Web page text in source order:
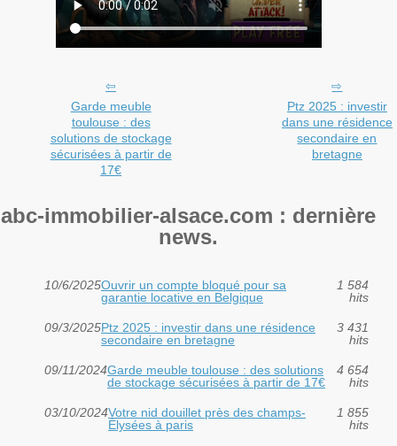
Garde meuble
toulouse : des
solutions de stockage
sécurisées à partir de
17€
Ptz 2025 : investir
dans une résidence
secondaire en
bretagne
abc-immobilier-alsace.com : dernière
news.
10/6/2025Ouvrir un compte bloqué pour sa
garantie locative en Belgique
1 584
hits
09/3/2025Ptz 2025 : investir dans une résidence
secondaire en bretagne
3 431
hits
09/11/2024Garde meuble toulouse : des solutions
de stockage sécurisées à partir de 17€
4 654
hits
03/10/2024Votre nid douillet près des champs-
Élysées à paris
1 855
hits